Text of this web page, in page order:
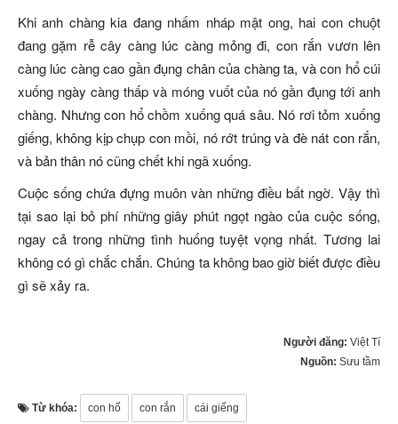
Khi anh chàng kia đang nhấm nháp mật ong, hai con chuột
đang gặm rễ cây càng lúc càng mỏng đi, con rắn vươn lên
càng lúc càng cao gần đụng chân của chàng ta, và con hổ cúi
xuống ngày càng thấp và móng vuốt của nó gần đụng tới anh
chàng. Nhưng con hổ chồm xuống quá sâu. Nó rơi tỏm xuống
giếng, không kịp chụp con mồi, nó rớt trúng và đè nát con rắn,
và bản thân nó cũng chết khi ngã xuống.
Cuộc sống chứa đựng muôn vàn những điều bất ngờ. Vậy thì
tại sao lại bỏ phí những giây phút ngọt ngào của cuộc sống,
ngay cả trong những tình huống tuyệt vọng nhất. Tương lai
không có gì chắc chắn. Chúng ta không bao giờ biết được điều
gì sẽ xảy ra.
Người đăng: Việt Tí
Nguồn: Sưu tầm
Từ khóa: con hổ con rắn cái giếng